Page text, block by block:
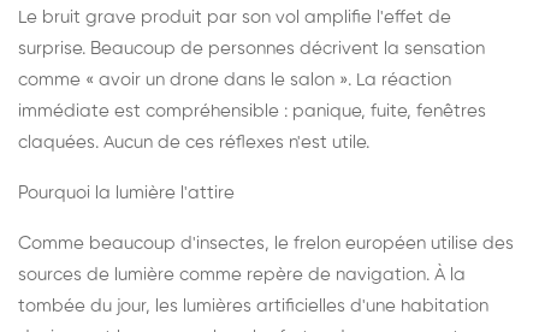
Le bruit grave produit par son vol amplifie l'effet de
surprise. Beaucoup de personnes décrivent la sensation
comme « avoir un drone dans le salon ». La réaction
immédiate est compréhensible : panique, fuite, fenêtres
claquées. Aucun de ces réflexes n'est utile.
Pourquoi la lumière l'attire
Comme beaucoup d'insectes, le frelon européen utilise des
sources de lumière comme repère de navigation. À la
tombée du jour, les lumières artificielles d'une habitation